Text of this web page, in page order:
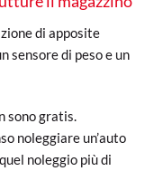
di apposite
sensore di peso e un
sono gratis.
noleggiare un’auto
noleggio più di